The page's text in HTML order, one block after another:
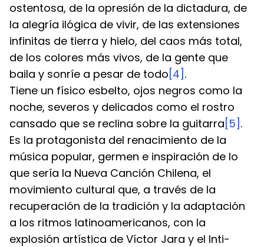
ostentosa, de la opresión de la dictadura, de
la alegría ilógica de vivir, de las extensiones
infinitas de tierra y hielo, del caos más total,
de los colores más vivos, de la gente que
baila y sonríe a pesar de todo [4] .
Tiene un físico esbelto, ojos negros como la
noche, severos y delicados como el rostro
cansado que se reclina sobre la guitarra [5] .
Es la protagonista del renacimiento de la
música popular, germen e inspiración de lo
que sería la Nueva Canción Chilena, el
movimiento cultural que, a través de la
recuperación de la tradición y la adaptación
a los ritmos latinoamericanos, con la
explosión artística de Víctor Jara y el Inti-